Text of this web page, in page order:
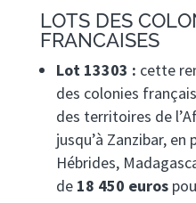
LOTS DES
FRANCAISES
Lot 13303 : cette
des colonies
des territoires de
jusqu’à Zanzibar,
Hébrides,
de 18 450 euros